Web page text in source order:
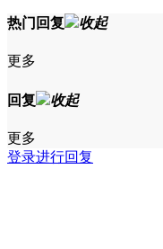
热门回复 收起
更多
回复 收起
更多
登录进行回复